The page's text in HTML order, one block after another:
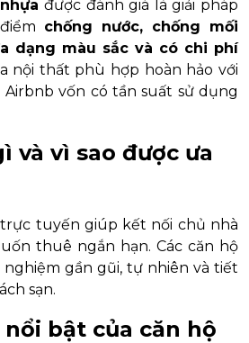
được đánh giá là giải pháp
chống nước, chống mối
dạng màu sắc và có chi phí
nội thất phù hợp hoàn hảo với
vốn có tần suất sử dụng
và vì sao được ưa
tuyến giúp kết nối chủ nhà
thuê ngắn hạn. Các căn hộ
gần gũi, tự nhiên và tiết
sạn.
bật của căn hộ